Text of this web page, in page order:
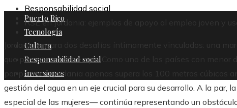
Puerto Rico
Tecnología
Cultura
Responsabilidad social
Inversiones
Responsabilidad social
RSE en Jordania: ejemplos de apoyo al empleo joven y
Jordania encara dos desafíos íntimamente vinculados: una
que persiste en el tiempo. Como uno de los países con
por persona, Jordania apenas supera los 100 metros cúbicos
gestión del agua en un eje crucial para su desarrollo. A la par,
especial de las mujeres— continúa representando un